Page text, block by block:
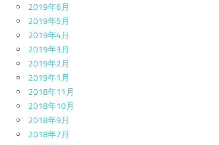
2019年6月
2019年5月
2019年4月
2019年3月
2019年2月
2019年1月
2018年11月
2018年10月
2018年9月
2018年7月